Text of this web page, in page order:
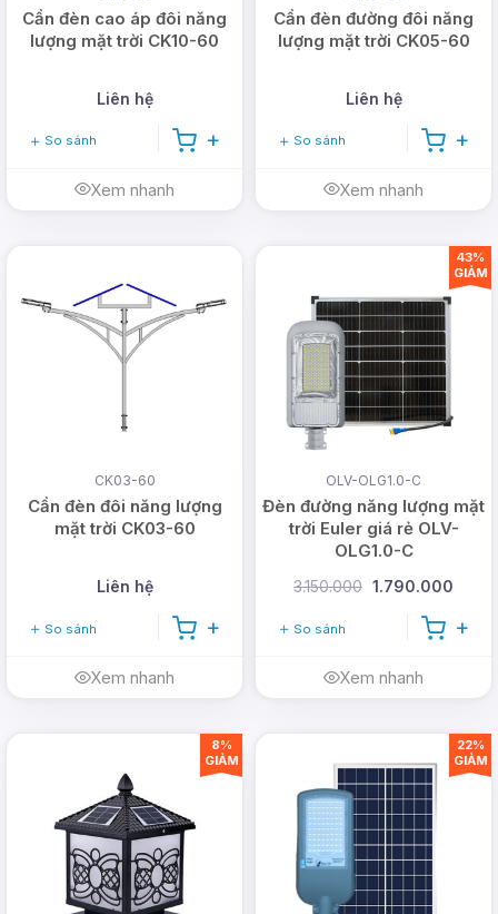
Cần đèn cao áp đôi năng
lượng mặt trời CK10-60
Liên hệ
So sánh
Xem nhanh
Cần đèn đường đôi năng
lượng mặt trời CK05-60
Liên hệ
So sánh
Xem nhanh
CK03-60
Cần đèn đôi năng lượng
mặt trời CK03-60
Liên hệ
So sánh
Xem nhanh
OLV-OLG1.0-C
Đèn đường năng lượng mặt
trời Euler giá rẻ OLV-
OLG1.0-C
3.150.000 1.790.000
So sánh
Xem nhanh
43%
GIẢM
8%
GIẢM
22%
GIẢM